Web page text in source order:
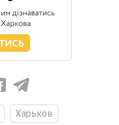
Харьков